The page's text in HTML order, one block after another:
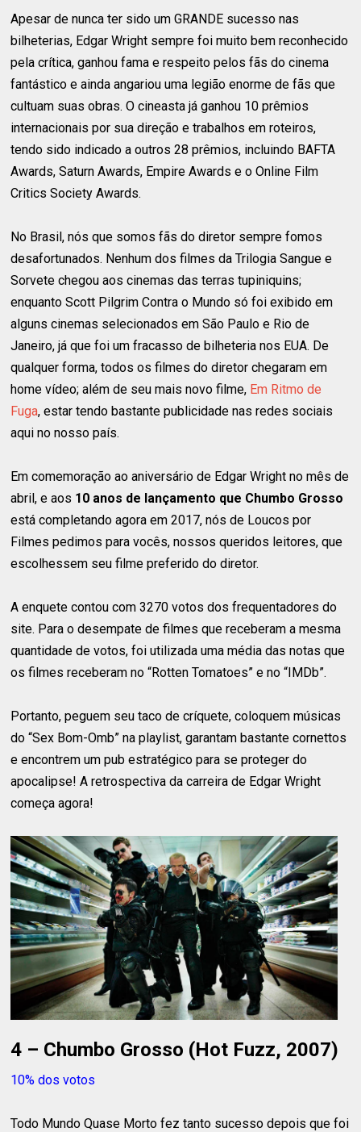
Apesar de nunca ter sido um GRANDE sucesso nas
bilheterias, Edgar Wright sempre foi muito bem reconhecido
pela crítica, ganhou fama e respeito pelos fãs do cinema
fantástico e ainda angariou uma legião enorme de fãs que
cultuam suas obras. O cineasta já ganhou 10 prêmios
internacionais por sua direção e trabalhos em roteiros,
tendo sido indicado a outros 28 prêmios, incluindo BAFTA
Awards, Saturn Awards, Empire Awards e o Online Film
Critics Society Awards.
No Brasil, nós que somos fãs do diretor sempre fomos
desafortunados. Nenhum dos filmes da Trilogia Sangue e
Sorvete chegou aos cinemas das terras tupiniquins;
enquanto Scott Pilgrim Contra o Mundo só foi exibido em
alguns cinemas selecionados em São Paulo e Rio de
Janeiro, já que foi um fracasso de bilheteria nos EUA. De
qualquer forma, todos os filmes do diretor chegaram em
home vídeo; além de seu mais novo filme, Em Ritmo de
Fuga, estar tendo bastante publicidade nas redes sociais
aqui no nosso país.
Em comemoração ao aniversário de Edgar Wright no mês de
abril, e aos 10 anos de lançamento que Chumbo Grosso
está completando agora em 2017, nós de Loucos por
Filmes pedimos para vocês, nossos queridos leitores, que
escolhessem seu filme preferido do diretor.
A enquete contou com 3270 votos dos frequentadores do
site. Para o desempate de filmes que receberam a mesma
quantidade de votos, foi utilizada uma média das notas que
os filmes receberam no “Rotten Tomatoes” e no “IMDb”.
Portanto, peguem seu taco de críquete, coloquem músicas
do “Sex Bom-Omb” na playlist, garantam bastante cornettos
e encontrem um pub estratégico para se proteger do
apocalipse! A retrospectiva da carreira de Edgar Wright
começa agora!
4 – Chumbo Grosso (Hot Fuzz, 2007)
10% dos votos
Todo Mundo Quase Morto fez tanto sucesso depois que foi